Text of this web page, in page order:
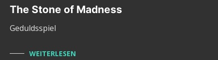
The Stone of Madness
Geduldsspiel
WEITERLESEN